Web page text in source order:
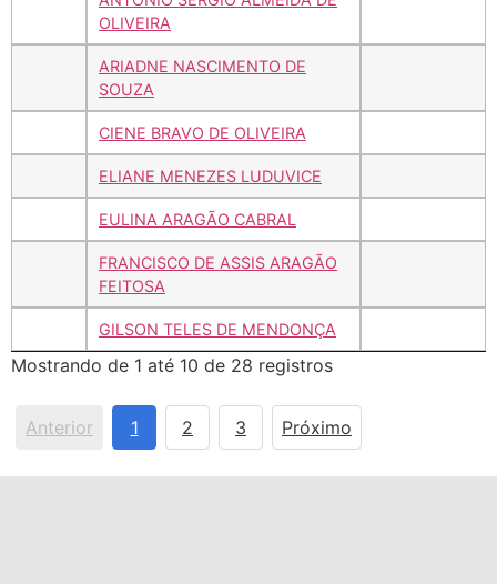
OLIVEIRA
ARIADNE NASCIMENTO DE
SOUZA
CIENE BRAVO DE OLIVEIRA
ELIANE MENEZES LUDUVICE
EULINA ARAGÃO CABRAL
FRANCISCO DE ASSIS ARAGÃO
FEITOSA
GILSON TELES DE MENDONÇA
Mostrando de 1 até 10 de 28 registros
Anterior 1 2 3 Próximo